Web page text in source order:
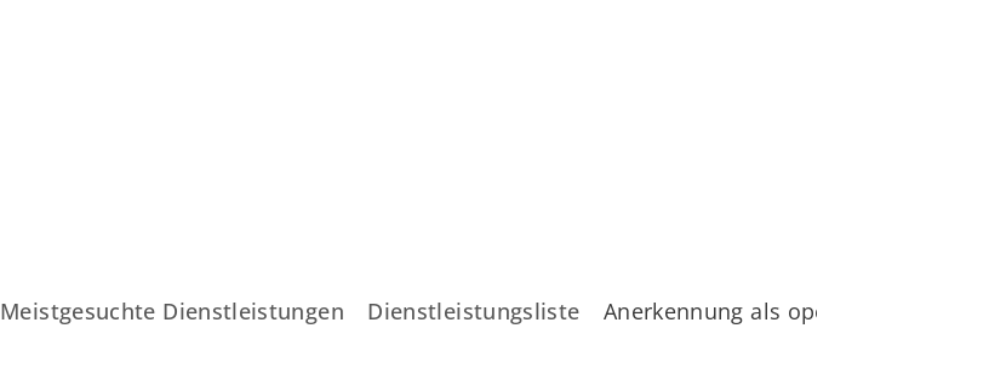
Meistgesuchte Dienstleistungen Dienstleistungsliste Anerkennung als